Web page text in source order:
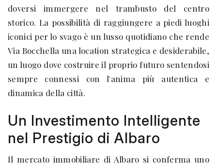
doversi immergere nel trambusto del centro
storico. La possibilità di raggiungere a piedi luoghi
iconici per lo svago è un lusso quotidiano che rende
Via Bocchella una location strategica e desiderabile,
un luogo dove costruire il proprio futuro sentendosi
sempre connessi con l'anima più autentica e
dinamica della città.
Un Investimento Intelligente
nel Prestigio di Albaro
Il mercato immobiliare di Albaro si conferma uno